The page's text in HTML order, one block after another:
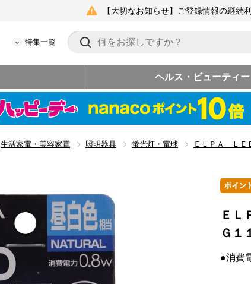
【大切なお知らせ】ご登録情報の継続
特集一覧
ヘルス・ビューティー
生活家電・美容家電 照明器具 蛍光灯・電球 ＥＬＰＡ ＬＥ
ＥＬ
Ｇ１
●消費